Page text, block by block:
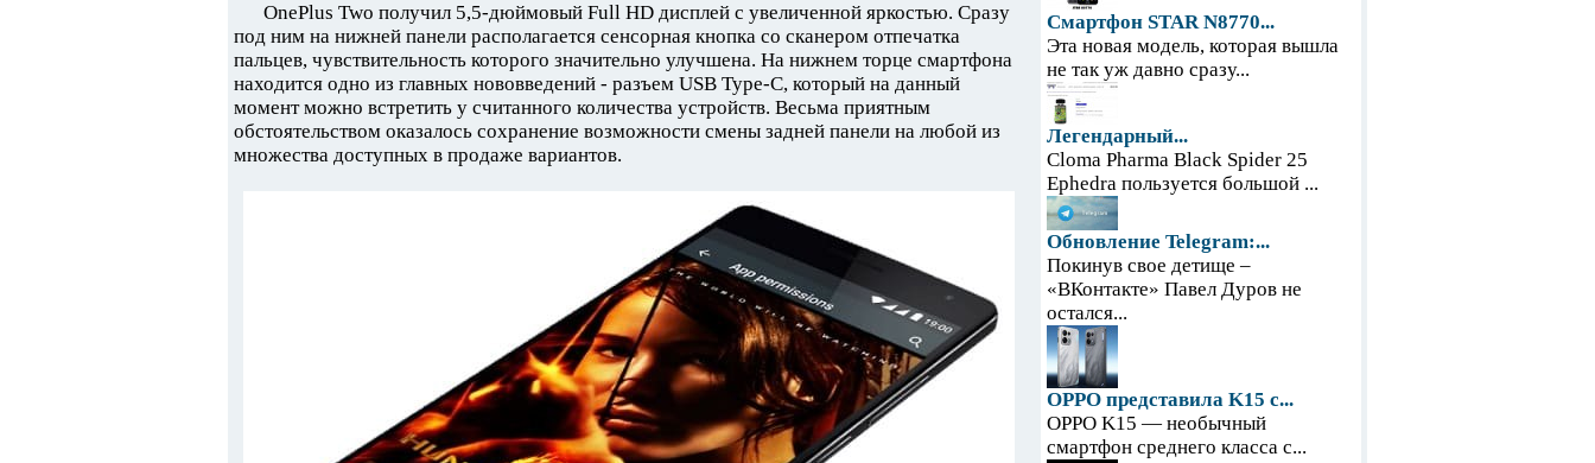
OnePlus Two получил 5,5-дюймовый Full HD дисплей с увеличенной яркостью. Сразу
под ним на нижней панели располагается сенсорная кнопка со сканером отпечатка
пальцев, чувствительность которого значительно улучшена. На нижнем торце смартфона
находится одно из главных нововведений - разъем USB Type-C, который на данный
момент можно встретить у считанного количества устройств. Весьма приятным
обстоятельством оказалось сохранение возможности смены задней панели на любой из
множества доступных в продаже вариантов.
Смартфон STAR N8770...
Эта новая модель, которая вышла
не так уж давно сразу...
Легендарный...
Cloma Pharma Black Spider 25
Ephedra пользуется большой ...
Обновление Telegram:...
Покинув свое детище –
«ВКонтакте» Павел Дуров не
остался...
OPPO представила K15 с...
OPPO K15 — необычный
смартфон среднего класса с...